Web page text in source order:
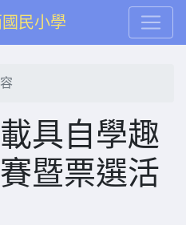
民小學
具自學趣
暨票選活